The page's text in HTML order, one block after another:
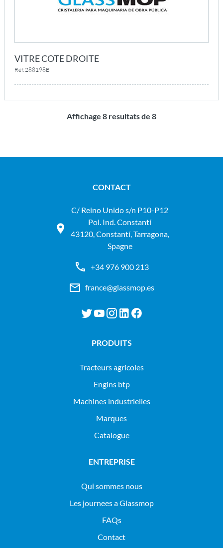
VITRE COTE DROITE
Réf. 288198B
Affichage 8 resultats de 8
CONTACT
C/ Reino Unido s/n P10-P12
Pol. Ind. Constantí
43120, Constantí, Tarragona,
Spagne
+34 976 900 213
france@glassmop.es
PRODUITS
tracteurs agricoles
engins btp
machines industrielles
Marques
Catalogue
ENTREPRISE
Qui sommes nous
Les journees a Glassmop
FAQs
Contact